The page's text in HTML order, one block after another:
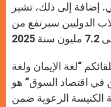
إضافة إلى ذلك، تشير
الدوليين سيرتفع من
“لغة الإيمان ولغة
في اقتصاد السوق” هو
الرعوية ضمن